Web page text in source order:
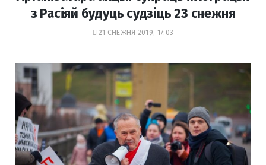
з Расіяй будуць судзіць 23 снежня
21 СНЕЖНЯ 2019, 17:03